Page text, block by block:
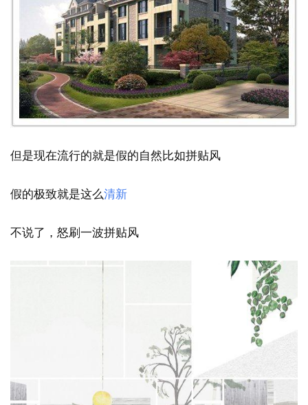
但是现在流行的就是假的自然比如拼贴风
假的极致就是这么清新
不说了，怒刷一波拼贴风